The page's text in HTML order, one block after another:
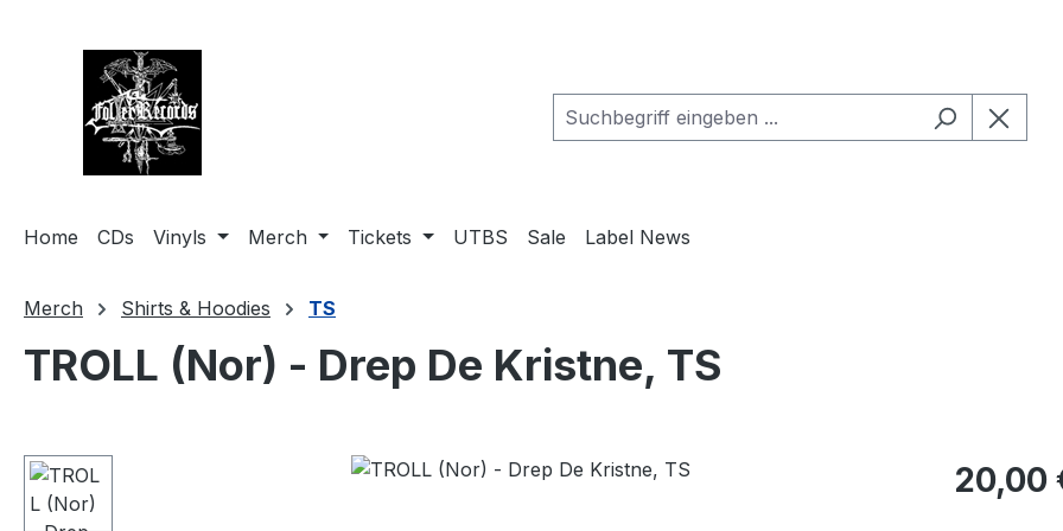
Home CDs Vinyls Merch Tickets UTBS Sale Label News
Merch Shirts & Hoodies TS
TROLL (Nor) - Drep De Kristne, TS
Bildergalerie überspringen Regulärer
20,00